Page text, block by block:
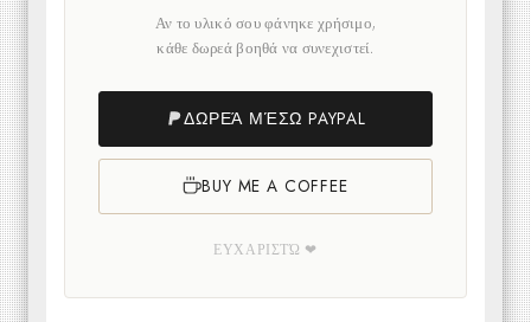
Αν το υλικό σου φάνηκε χρήσιμο,
κάθε δωρεά βοηθά να συνεχιστεί.
ΔΩΡΕΆ ΜΈΣΩ PAYPAL
BUY ME A COFFEE
ΕΥΧΑΡΙΣΤΏ ❤